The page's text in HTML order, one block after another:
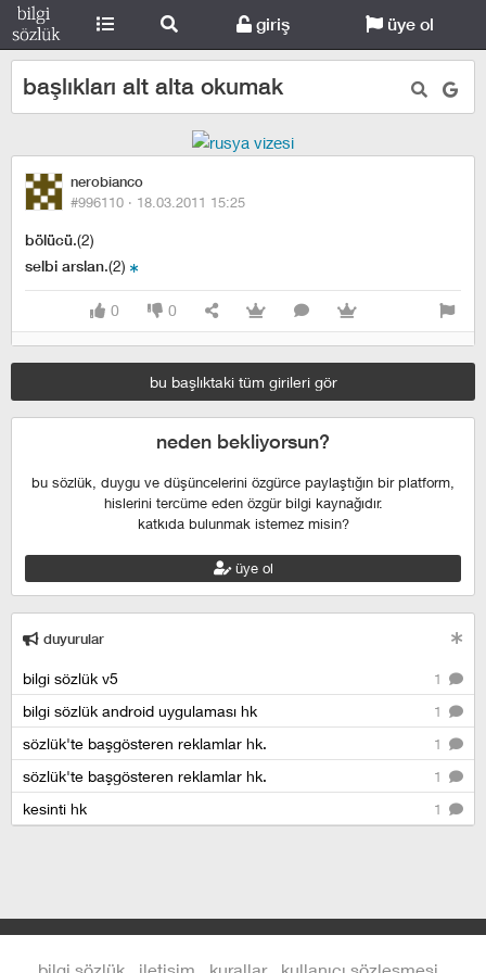
giriş üye ol
başlıkları alt alta okumak
nerobianco
#996110 · 18.03.2011 15:25
bölücü.(2)
selbi arslan.(2)
0 0
bu başlıktaki tüm girileri gör
neden bekliyorsun?
bu sözlük, duygu ve düşüncelerini özgürce paylaştığın bir platform,
hislerini tercüme eden özgür bilgi kaynağıdır.
katkıda bulunmak istemez misin?
üye ol
duyurular
1
bilgi sözlük v5
1
bilgi sözlük android uygulaması hk
1
sözlük'te başgösteren reklamlar hk.
1
sözlük'te başgösteren reklamlar hk.
1
kesinti hk